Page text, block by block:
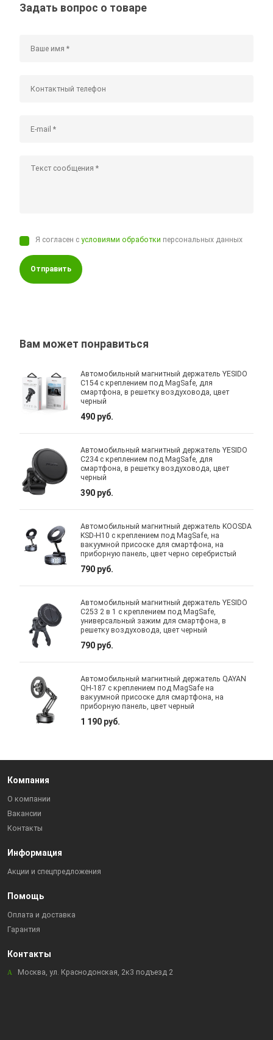
Задать вопрос о товаре
Я согласен сусловиями обработки персональных данных
Отправить
Вам может понравиться
Автомобильный магнитный держатель YESIDO
C154 с креплением под MagSafe, для
смартфона, в решетку воздуховода, цвет
черный
490 руб.
Автомобильный магнитный держатель YESIDO
C234 с креплением под MagSafe, для
смартфона, в решетку воздуховода, цвет
черный
390 руб.
Автомобильный магнитный держатель KOOSDA
KSD-H10 с креплением под MagSafe, на
вакуумной присоске для смартфона, на
приборную панель, цвет черно серебристый
790 руб.
Автомобильный магнитный держатель YESIDO
C253 2 в 1 с креплением под MagSafe,
универсальный зажим для смартфона, в
решетку воздуховода, цвет черный
790 руб.
Автомобильный магнитный держатель QAYAN
QH-187 с креплением под MagSafe на
вакуумной присоске для смартфона, на
приборную панель, цвет черный
1 190 руб.
Компания
О компании
Вакансии
Контакты
Информация
Акции и спецпредложения
Помощь
Оплата и доставка
Гарантия
Контакты
Москва, ул. Краснодонская, 2к3 подъезд 2